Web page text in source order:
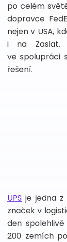
po celém
dopravce
nejen v USA,
i na Zaslat.
ve spolupráci
řešení.
UPS je jedna z
značek v
den
200 zemích